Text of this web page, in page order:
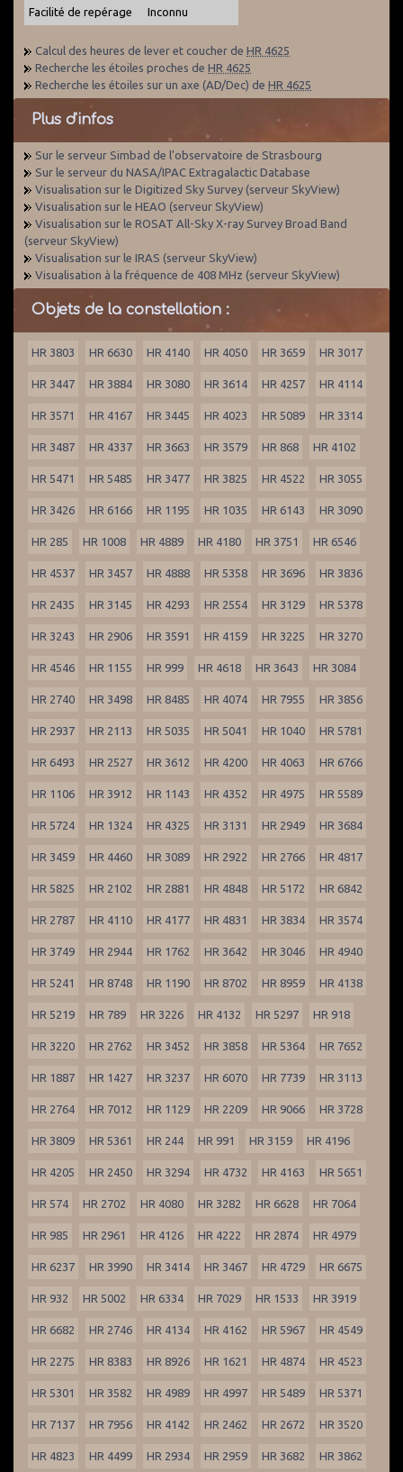
Facilité de repérage Inconnu
Calcul des heures de lever et coucher de HR 4625
Recherche les étoiles proches de HR 4625
Recherche les étoiles sur un axe (AD/Dec) de HR 4625
Plus d'infos
Sur le serveur Simbad de l'observatoire de Strasbourg
Sur le serveur du NASA/IPAC Extragalactic Database
Visualisation sur le Digitized Sky Survey (serveur SkyView)
Visualisation sur le HEAO (serveur SkyView)
Visualisation sur le ROSAT All-Sky X-ray Survey Broad Band
(serveur SkyView)
Visualisation sur le IRAS (serveur SkyView)
Visualisation à la fréquence de 408 MHz (serveur SkyView)
Objets de la constellation :
HR 3803 HR 6630 HR 4140 HR 4050 HR 3659 HR 3017
HR 3447 HR 3884 HR 3080 HR 3614 HR 4257 HR 4114
HR 3571 HR 4167 HR 3445 HR 4023 HR 5089 HR 3314
HR 3487 HR 4337 HR 3663 HR 3579 HR 868 HR 4102
HR 5471 HR 5485 HR 3477 HR 3825 HR 4522 HR 3055
HR 3426 HR 6166 HR 1195 HR 1035 HR 6143 HR 3090
HR 285 HR 1008 HR 4889 HR 4180 HR 3751 HR 6546
HR 4537 HR 3457 HR 4888 HR 5358 HR 3696 HR 3836
HR 2435 HR 3145 HR 4293 HR 2554 HR 3129 HR 5378
HR 3243 HR 2906 HR 3591 HR 4159 HR 3225 HR 3270
HR 4546 HR 1155 HR 999 HR 4618 HR 3643 HR 3084
HR 2740 HR 3498 HR 8485 HR 4074 HR 7955 HR 3856
HR 2937 HR 2113 HR 5035 HR 5041 HR 1040 HR 5781
HR 6493 HR 2527 HR 3612 HR 4200 HR 4063 HR 6766
HR 1106 HR 3912 HR 1143 HR 4352 HR 4975 HR 5589
HR 5724 HR 1324 HR 4325 HR 3131 HR 2949 HR 3684
HR 3459 HR 4460 HR 3089 HR 2922 HR 2766 HR 4817
HR 5825 HR 2102 HR 2881 HR 4848 HR 5172 HR 6842
HR 2787 HR 4110 HR 4177 HR 4831 HR 3834 HR 3574
HR 3749 HR 2944 HR 1762 HR 3642 HR 3046 HR 4940
HR 5241 HR 8748 HR 1190 HR 8702 HR 8959 HR 4138
HR 5219 HR 789 HR 3226 HR 4132 HR 5297 HR 918
HR 3220 HR 2762 HR 3452 HR 3858 HR 5364 HR 7652
HR 1887 HR 1427 HR 3237 HR 6070 HR 7739 HR 3113
HR 2764 HR 7012 HR 1129 HR 2209 HR 9066 HR 3728
HR 3809 HR 5361 HR 244 HR 991 HR 3159 HR 4196
HR 4205 HR 2450 HR 3294 HR 4732 HR 4163 HR 5651
HR 574 HR 2702 HR 4080 HR 3282 HR 6628 HR 7064
HR 985 HR 2961 HR 4126 HR 4222 HR 2874 HR 4979
HR 6237 HR 3990 HR 3414 HR 3467 HR 4729 HR 6675
HR 932 HR 5002 HR 6334 HR 7029 HR 1533 HR 3919
HR 6682 HR 2746 HR 4134 HR 4162 HR 5967 HR 4549
HR 2275 HR 8383 HR 8926 HR 1621 HR 4874 HR 4523
HR 5301 HR 3582 HR 4989 HR 4997 HR 5489 HR 5371
HR 7137 HR 7956 HR 4142 HR 2462 HR 2672 HR 3520
HR 4823 HR 4499 HR 2934 HR 2959 HR 3682 HR 3862